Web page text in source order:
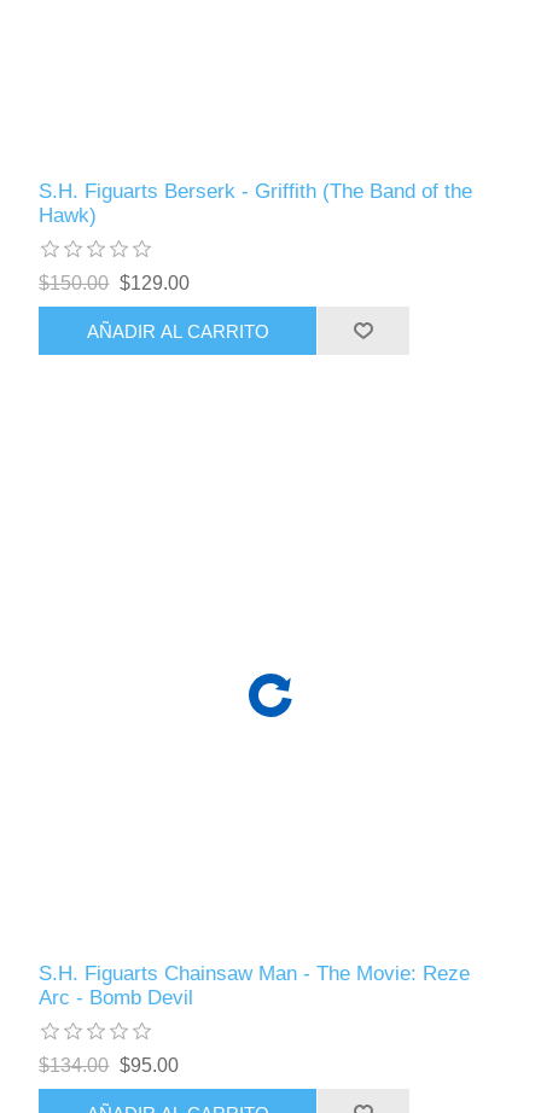
S.H. Figuarts Berserk - Griffith (The Band of the
Hawk)
$150.00 $129.00
AÑADIR AL CARRITO
S.H. Figuarts Chainsaw Man - The Movie: Reze
Arc - Bomb Devil
$134.00 $95.00